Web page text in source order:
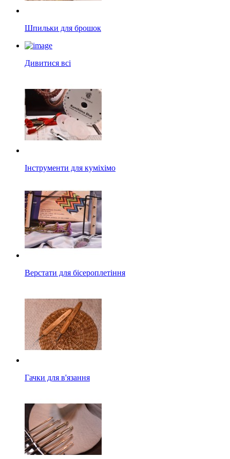
Шпильки для брошок
Дивитися всі
Інструменти для куміхімо
Верстати для бісероплетіння
Гачки для в'язання